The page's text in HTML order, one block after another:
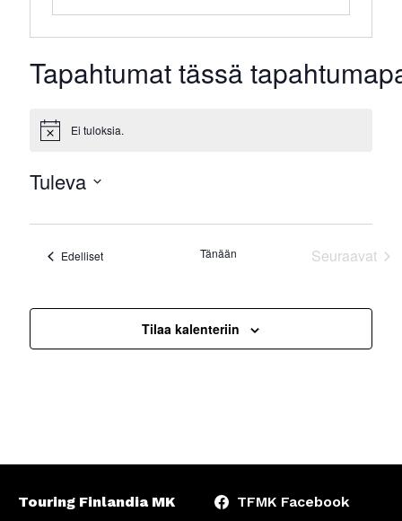
Tapahtumat tässä
Notice Ei tuloksia.
Tuleva
päivä.
EdellisetTapahtumat Tänään
Seuraavat
Tilaa kalenteriin
Touring Finlandia MK
TFMK Facebook